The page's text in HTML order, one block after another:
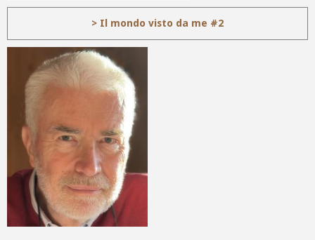
> Il mondo visto da me #2